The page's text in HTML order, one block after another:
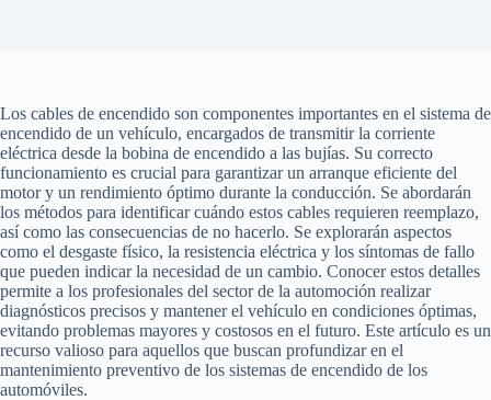
Los cables de encendido son componentes importantes en el sistema de
encendido de un vehículo, encargados de transmitir la corriente
eléctrica desde la bobina de encendido a las bujías. Su correcto
funcionamiento es crucial para garantizar un arranque eficiente del
motor y un rendimiento óptimo durante la conducción. Se abordarán
los métodos para identificar cuándo estos cables requieren reemplazo,
así como las consecuencias de no hacerlo. Se explorarán aspectos
como el desgaste físico, la resistencia eléctrica y los síntomas de fallo
que pueden indicar la necesidad de un cambio. Conocer estos detalles
permite a los profesionales del sector de la automoción realizar
diagnósticos precisos y mantener el vehículo en condiciones óptimas,
evitando problemas mayores y costosos en el futuro. Este artículo es un
recurso valioso para aquellos que buscan profundizar en el
mantenimiento preventivo de los sistemas de encendido de los
automóviles.